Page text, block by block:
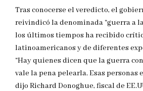
Tras conocerse el veredicto, el
reivindicó la denominada “guerra a
los últimos tiempos ha recibido
latinoamericanos y de diferentes
“Hay quienes dicen que la guerra
vale la pena pelearla. Esas personas
dijo Richard Donoghue, fiscal de